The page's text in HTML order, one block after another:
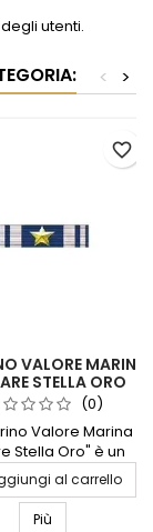
utenti.
>
<
VALORE MARINA
STELLA ORO
(0)
Valore Marina
Stella Oro" è un
di eccellenza e
riservato a chi ha
straordinario
al carrello
Più
favorite_border